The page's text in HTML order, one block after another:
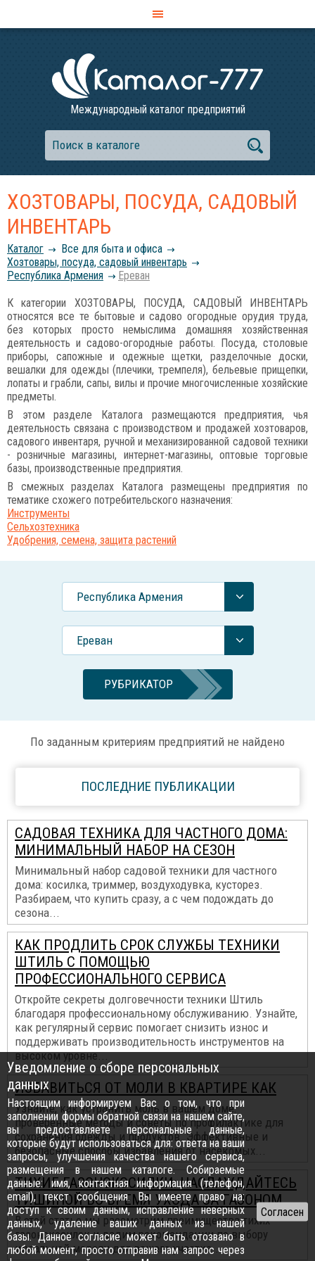
Международный каталог предприятий
ХОЗТОВАРЫ, ПОСУДА, САДОВЫЙ
ИНВЕНТАРЬ
Каталог
Все для быта и офиса
Хозтовары, посуда, садовый инвентарь
Республика Армения
Ереван
К категории ХОЗТОВАРЫ, ПОСУДА, САДОВЫЙ ИНВЕНТАРЬ
относятся все те бытовые и садово огородные орудия труда,
без которых просто немыслима домашняя хозяйственная
деятельность и садово-огородные работы. Посуда, столовые
приборы, сапожные и одежные щетки, разделочные доски,
вешалки для одежды (плечики, тремпеля), бельевые прищепки,
лопаты и грабли, сапы, вилы и прочие многочисленные хозяйские
предметы.
В этом разделе Каталога размещаются предприятия, чья
деятельность связана с производством и продажей хозтоваров,
садового инвентаря, ручной и механизированной садовой техники
- розничные магазины, интернет-магазины, оптовые торговые
базы, производственные предприятия.
В смежных разделах Каталога размещены предприятия по
тематике схожего потребительского назначения:
Инструменты
Сельхозтехника
Удобрения, семена, защита растений
Республика Армения
Ереван
РУБРИКАТОР
По заданным критериям предприятий не найдено
ПОСЛЕДНИЕ ПУБЛИКАЦИИ
САДОВАЯ ТЕХНИКА ДЛЯ ЧАСТНОГО ДОМА:
МИНИМАЛЬНЫЙ НАБОР НА СЕЗОН
Минимальный набор садовой техники для частного
дома: косилка, триммер, воздуходувка, кусторез.
Разбираем, что купить сразу, а с чем подождать до
сезона...
КАК ПРОДЛИТЬ СРОК СЛУЖБЫ ТЕХНИКИ
ШТИЛЬ С ПОМОЩЬЮ
ПРОФЕССИОНАЛЬНОГО СЕРВИСА
Откройте секреты долговечности техники Штиль
благодаря профессиональному обслуживанию. Узнайте,
как регулярный сервис помогает снизить износ и
поддерживать производительность инструментов на
высоком уровне...
ИЗБАВИТЬСЯ ОТ МОЛИ В КВАРТИРЕ КАК
Узнайте, как устранить моль в вашем доме:
проверенные методы и советы по профилактике для
сохранения одежды и продуктов. Эффективные и
безопасные способы избавления от насекомых...
ТИХИЕ ГАЗОНОКОСИЛКИ: НАСЛАЖДАЙТЕСЬ
ТИШИНОЙ ВО ВРЕМЯ УХОДА ЗА ГАЗОНОМ
В этой статье мы рассмотрим преимущества тихих
газонокосилок и дадим рекомендации по выбору
идеальной модели для вашего участка...
Уведомление о сборе персональных
данных
Настоящим информируем Вас о том, что при
заполнении формы обратной связи на нашем сайте,
вы предоставляете персональные данные,
которые будут использоваться для: ответа на ваши
запросы, улучшения качества нашего сервиса,
размещения в нашем каталоге. Собираемые
данные: имя, контактная информация (телефон,
email), текст сообщения. Вы имеете право на:
доступ к своим данным, исправление неверных
данных, удаление ваших данных из нашей
базы. Данное согласие может быть отозвано в
любой момент, просто отправив нам запрос через